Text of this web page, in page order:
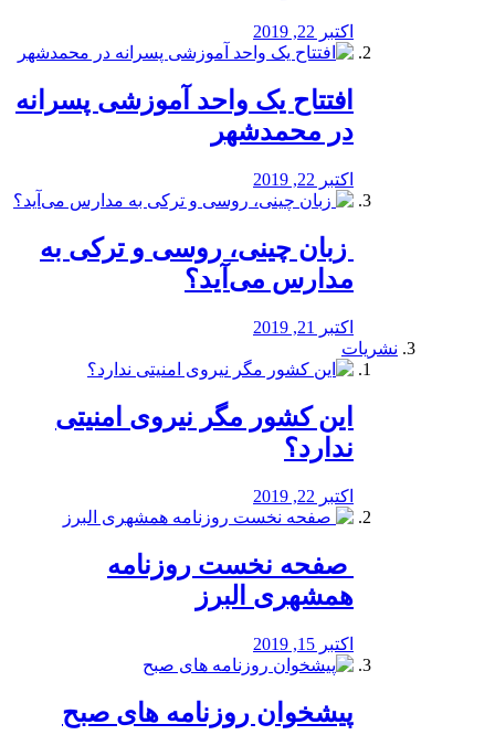
اکتبر 22, 2019
افتتاح یک واحد آموزشی پسرانه
در محمدشهر
اکتبر 22, 2019
️ زبان چینی، روسی و ترکی به
مدارس می‌آید؟
اکتبر 21, 2019
نشریات
این کشور مگر نیروی امنیتی
ندارد؟
اکتبر 22, 2019
️ صفحه نخست روزنامه‌
همشهری البرز
اکتبر 15, 2019
پیشخوان روزنامه های صبح